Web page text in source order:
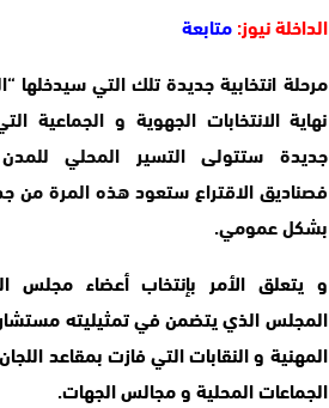
الداخلة نيوز:متابعة
مرحلة انتخابية جديدة تلك التي سيدخلها
نهاية الانتخابات الجهوية و الجماعية
جديدة ستتولى التسير المحلي
فصناديق الاقتراع ستعود هذه المرة من
بشكل عمومي.
و يتعلق الأمر بإنتخاب أعضاء مجلس
المجلس الذي يتضمن في تمثيليته
المهنية و النقابات التي فازت بمقاعد
الجماعات المحلية و مجالس الجهات.